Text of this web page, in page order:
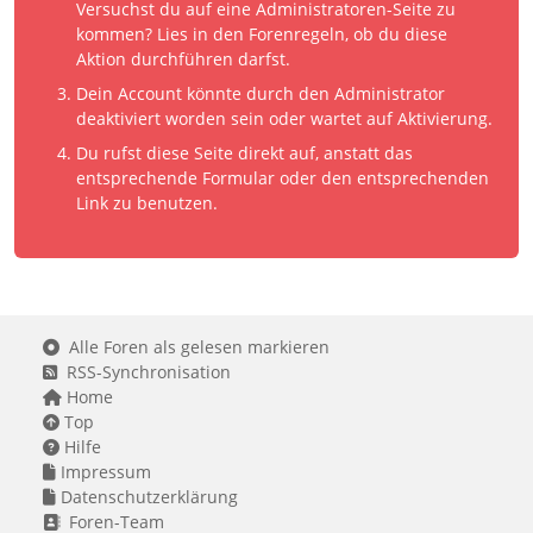
Versuchst du auf eine Administratoren-Seite zu
kommen? Lies in den Forenregeln, ob du diese
Aktion durchführen darfst.
Dein Account könnte durch den Administrator
deaktiviert worden sein oder wartet auf Aktivierung.
Du rufst diese Seite direkt auf, anstatt das
entsprechende Formular oder den entsprechenden
Link zu benutzen.
Alle Foren als gelesen markieren
RSS-Synchronisation
Home
Top
Hilfe
Impressum
Datenschutzerklärung
Foren-Team